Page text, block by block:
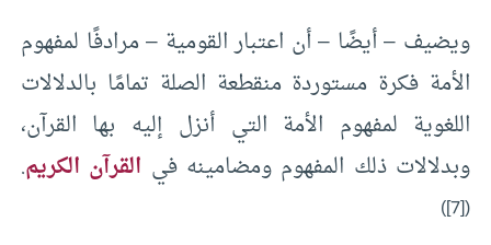
ويضيف – أيضًا – أن اعتبار القومية – مرادفًا لمفهوم
الأمة فكرة مستوردة منقطعة الصلة تمامًا بالدلالات
اللغوية لمفهوم الأمة التي أنزل إليه بها القرآن،
وبدلالات ذلك المفهوم ومضامينه في القرآن الكريم.
(
[7]
)